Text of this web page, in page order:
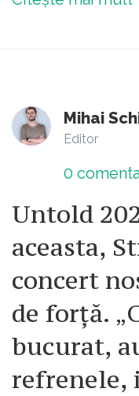
Mihai
Editor
0
Untold
aceasta,
concert
de forță.
bucurat,
refrenele,